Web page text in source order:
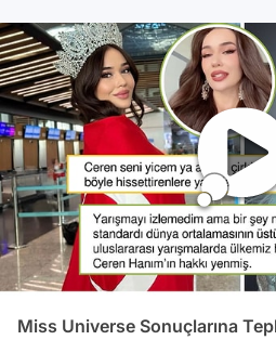
Miss Universe Sonuçlarına